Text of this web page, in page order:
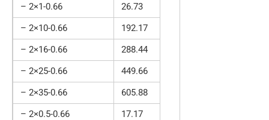
– 2×1-0.66
26.73
– 2×10-0.66
192.17
– 2×16-0.66
288.44
– 2×25-0.66
449.66
– 2×35-0.66
605.88
– 2×0.5-0.66
17.17